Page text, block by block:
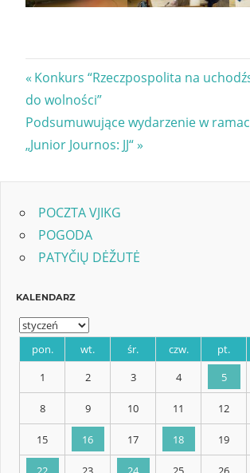
Nawigacja
wpisu
Previous
Post:
Konkurs “Rzeczpospolita na
do wolności”
Next
Post:
Podsumuwujące wydarzenie w
„Junior Journos: JJ“
POCZTA VJIKG
POGODA
PATYČIŲ DĖŽUTĖ